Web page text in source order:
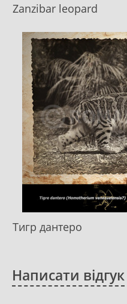
Zanzibar leopard
Тигр дантеро
Написати відгук